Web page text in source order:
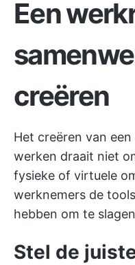
Een
creëren
Het creëren van
werken draait niet
fysieke of virtuele
werknemers de
hebben om te
Stel de